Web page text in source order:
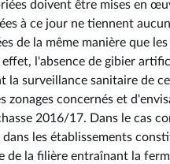
doivent être mises en
à ce jour ne tiennent
de la même manière que
l'absence de gibier
surveillance sanitaire de
zonages concernés et
2016/17. Dans le cas
les établissements
la filière entraînant la